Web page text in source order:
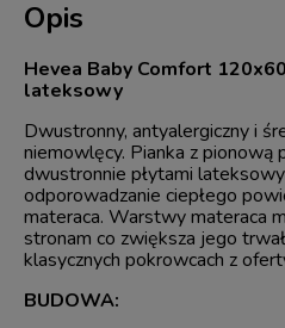
Opis
Hevea Baby Comfort
lateksowy
Dwustronny, antyalergiczny i
niemowlęcy. Pianka z pionową
dwustronnie płytami
odporowadzanie ciepłego
materaca. Warstwy materaca
stronam co zwiększa jego
klasycznych pokrowcach z
BUDOWA: